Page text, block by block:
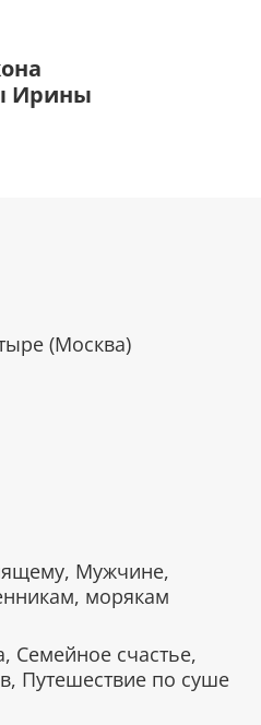
Ирины
болезней,
на работе.
путешествиях.
город, на новое место
в России, в
по всем канонам
поставляется в
к каждой
ценные породы
(Москва)
Мужчине,
морякам
Семейное счастье,
Путешествие по суше